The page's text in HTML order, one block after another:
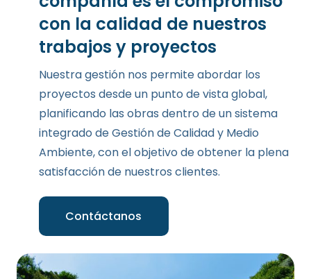
con la calidad de nuestros
trabajos y proyectos
Nuestra gestión nos permite abordar los
proyectos desde un punto de vista global,
planificando las obras dentro de un sistema
integrado de Gestión de Calidad y Medio
Ambiente, con el objetivo de obtener la plena
satisfacción de nuestros clientes.
Contáctanos